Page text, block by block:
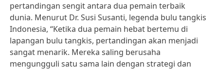
pertandingan sengit antara dua pemain terbaik
dunia. Menurut Dr. Susi Susanti, legenda bulu tangkis
Indonesia, “Ketika dua pemain hebat bertemu di
lapangan bulu tangkis, pertandingan akan menjadi
sangat menarik. Mereka saling berusaha
mengungguli satu sama lain dengan strategi dan